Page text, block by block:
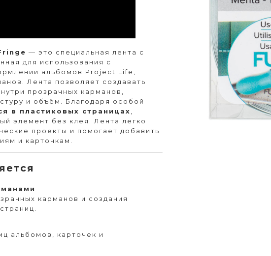
— это специальная лента с
для использования с
альбомов Project Life,
Лента позволяет создавать
прозрачных карманов,
и объём. Благодаря особой
в пластиковых страницах
элемент без клея. Лента легко
проекты и помогает добавить
и карточкам.
карманов и создания
альбомов, карточек и